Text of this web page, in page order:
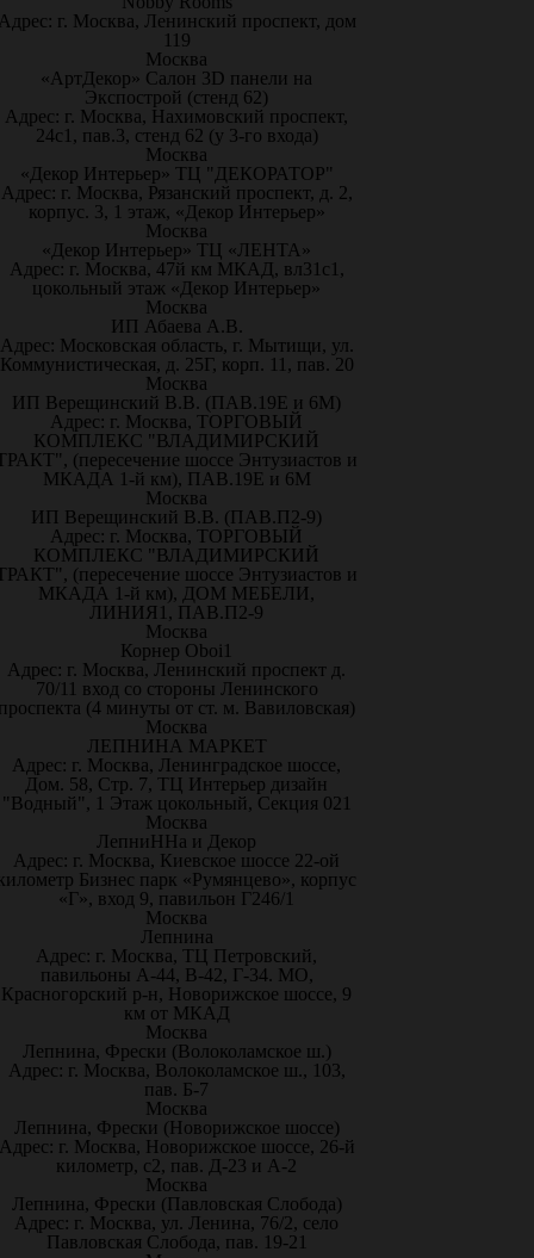
г. Москва, Ленинский проспект, дом
119
Москва
«АртДекор» Салон 3D панели на
Экспострой (стенд 62)
Адрес: г. Москва, Нахимовский проспект,
24с1, пав.3, стенд 62 (у 3-го входа)
Москва
«Декор Интерьер» ТЦ "ДЕКОРАТОР"
Адрес: г. Москва, Рязанский проспект, д. 2,
корпус. 3, 1 этаж, «Декор Интерьер»
Москва
«Декор Интерьер» ТЦ «ЛЕНТА»
Адрес: г. Москва, 47й км МКАД, вл31с1,
цокольный этаж «Декор Интерьер»
Москва
ИП Абаева А.В.
Адрес: Московская область, г. Мытищи, ул.
Коммунистическая, д. 25Г, корп. 11, пав. 20
Москва
ИП Верещинский В.В. (ПАВ.19Е и 6М)
Адрес: г. Москва, ТОРГОВЫЙ
КОМПЛЕКС "ВЛАДИМИРСКИЙ
(пересечение шоссе Энтузиастов и
МКАДА 1-й км), ПАВ.19Е и 6М
Москва
ИП Верещинский В.В. (ПАВ.П2-9)
Адрес: г. Москва, ТОРГОВЫЙ
КОМПЛЕКС "ВЛАДИМИРСКИЙ
(пересечение шоссе Энтузиастов и
МКАДА 1-й км), ДОМ МЕБЕЛИ,
ЛИНИЯ1, ПАВ.П2-9
Москва
Корнер Oboi1
Адрес: г. Москва, Ленинский проспект д.
70/11 вход со стороны Ленинского
(4 минуты от ст. м. Вавиловская)
Москва
ЛЕПНИНА МАРКЕТ
Адрес: г. Москва, Ленинградское шоссе,
Дом. 58, Стр. 7, ТЦ Интерьер дизайн
"Водный", 1 Этаж цокольный, Секция 021
Москва
ЛепниННа и Декор
Адрес: г. Москва, Киевское шоссе 22-ой
Бизнес парк «Румянцево», корпус
«Г», вход 9, павильон Г246/1
Москва
Лепнина
Адрес: г. Москва, ТЦ Петровский,
павильоны А-44, В-42, Г-34. МО,
Красногорский р-н, Новорижское шоссе, 9
км от МКАД
Москва
Лепнина, Фрески (Волоколамское ш.)
Адрес: г. Москва, Волоколамское ш., 103,
пав. Б-7
Москва
Лепнина, Фрески (Новорижское шоссе)
г. Москва, Новорижское шоссе, 26-й
километр, с2, пав. Д-23 и А-2
Москва
Лепнина, Фрески (Павловская Слобода)
Адрес: г. Москва, ул. Ленина, 76/2, село
Павловская Слобода, пав. 19-21